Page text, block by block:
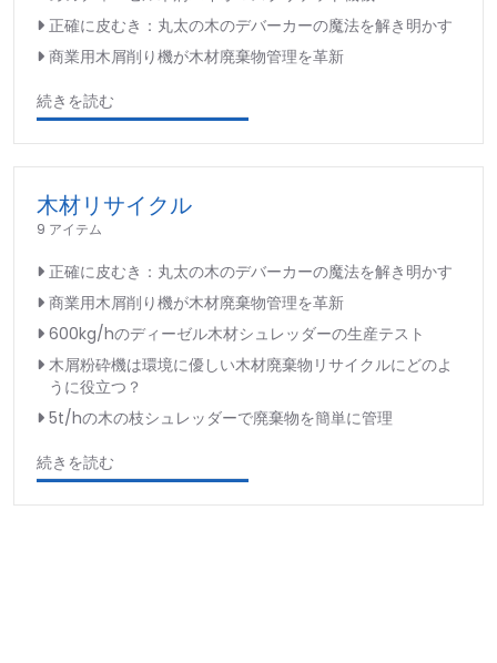
正確に皮むき：丸太の木のデバーカーの魔法を解き明かす
商業用木屑削り機が木材廃棄物管理を革新
続きを読む
木材リサイクル
9 アイテム
正確に皮むき：丸太の木のデバーカーの魔法を解き明かす
商業用木屑削り機が木材廃棄物管理を革新
600kg/hのディーゼル木材シュレッダーの生産テスト
木屑粉砕機は環境に優しい木材廃棄物リサイクルにどのよ
うに役立つ？
5t/hの木の枝シュレッダーで廃棄物を簡単に管理
続きを読む